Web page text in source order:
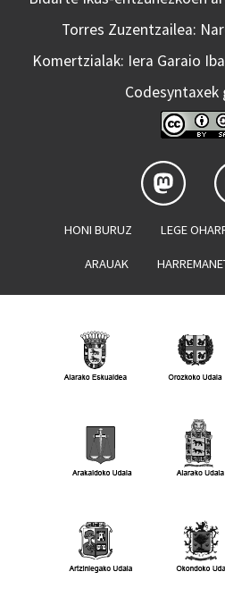
Torres Zuzentzailea:
Komertzialak: Iera Garaio
Codesyntaxek
HONI BURUZ LEGE
ARAUAK